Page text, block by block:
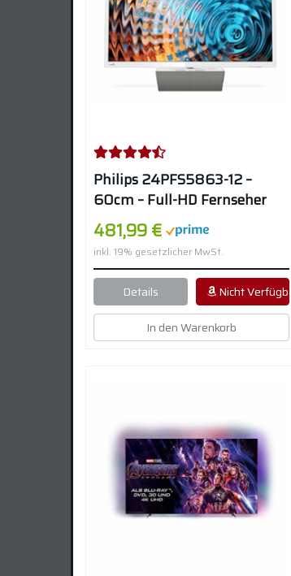
Philips 24PFS5863-12 –
60cm – Full-HD Fernseher
(24 Zoll, Smart TV, Triple
Tuner) – Weiss
481,99 €
inkl. 19% gesetzlicher MwSt.
Details
Nicht Verfügbar
In den Warenkorb